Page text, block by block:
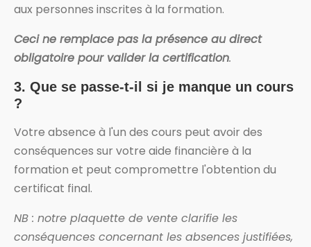
aux personnes inscrites à la formation.
Ceci ne remplace pas la présence au direct
obligatoire pour valider la certification.
3. Que se passe-t-il si je manque un cours
?
Votre absence à l'un des cours peut avoir des
conséquences sur votre aide financière à la
formation et peut compromettre l'obtention du
certificat final.
NB : notre plaquette de vente clarifie les
conséquences concernant les absences justifiées,